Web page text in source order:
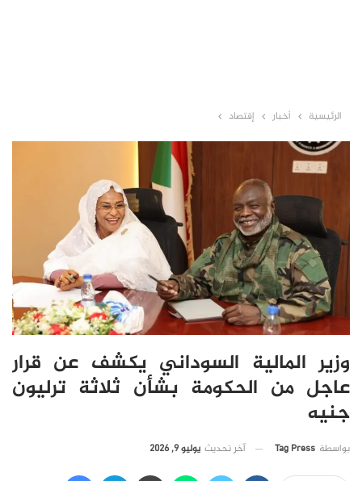
الرئيسية أخبار إقتصاد
وزير المالية السوداني يكشف عن قرار
عاجل من الحكومة بشأن ثلاثة ترليون
جنيه
بواسطة Tag Press آخر تحديث يوليو 9, 2026